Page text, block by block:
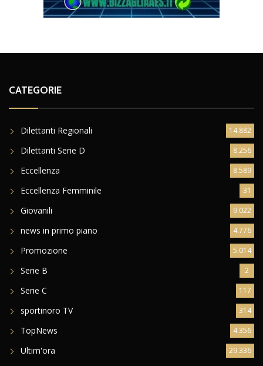
CATEGORIE
Dilettanti Regionali 14.882
Dilettanti Serie D 8.256
Eccellenza 8.589
Eccellenza Femminile 31
Giovanili 9.022
news in primo piano 4.776
Promozione 5.014
Serie B 2
Serie C 117
sportinoro TV 314
TopNews 4.356
Ultim'ora 29.336